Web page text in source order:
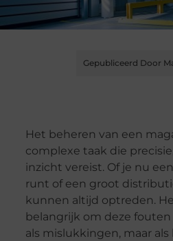
Gepubliceerd Door
Het beheren van een
complexe taak die
inzicht vereist. Of je nu
runt of een groot
kunnen altijd optreden.
belangrijk om deze
als mislukkingen, maar